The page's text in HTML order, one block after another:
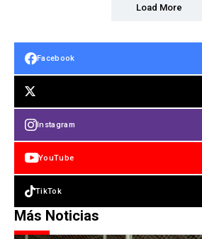
Load More
Facebook
Instagram
YouTube
TikTok
Más Noticias